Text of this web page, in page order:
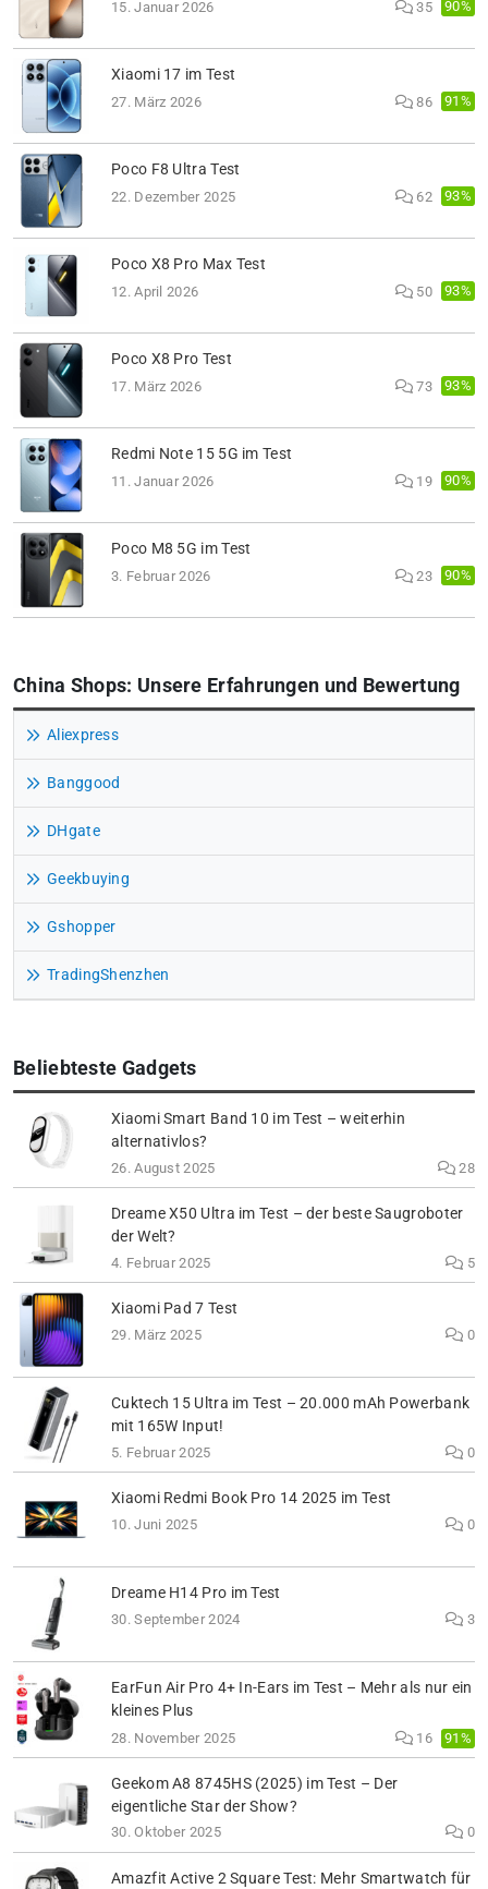
15. Januar 2026 35 90%
Xiaomi 17 im Test
27. März 2026 86 91%
Poco F8 Ultra Test
22. Dezember 2025 62 93%
Poco X8 Pro Max Test
12. April 2026 50 93%
Poco X8 Pro Test
17. März 2026 73 93%
Redmi Note 15 5G im Test
11. Januar 2026 19 90%
Poco M8 5G im Test
3. Februar 2026 23 90%
China Shops: Unsere Erfahrungen und Bewertung
Aliexpress
Banggood
DHgate
Geekbuying
Gshopper
TradingShenzhen
Beliebteste Gadgets
Xiaomi Smart Band 10 im Test – weiterhin
alternativlos?
26. August 2025 28
Dreame X50 Ultra im Test – der beste Saugroboter
der Welt?
4. Februar 2025 5
Xiaomi Pad 7 Test
29. März 2025 0
Cuktech 15 Ultra im Test – 20.000 mAh Powerbank
mit 165W Input!
5. Februar 2025 0
Xiaomi Redmi Book Pro 14 2025 im Test
10. Juni 2025 0
Dreame H14 Pro im Test
30. September 2024 3
EarFun Air Pro 4+ In-Ears im Test – Mehr als nur ein
kleines Plus
28. November 2025 16 91%
Geekom A8 8745HS (2025) im Test – Der
eigentliche Star der Show?
30. Oktober 2025 0
Amazfit Active 2 Square Test: Mehr Smartwatch für